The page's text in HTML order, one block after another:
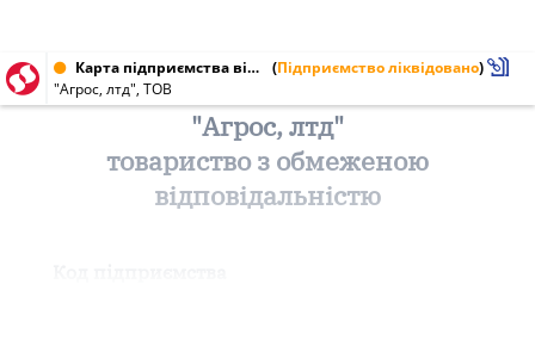
Карта підприємства від 05.04.2011 № 13469945 (Підприємство ліквідовано)
"Агрос, лтд", ТОВ
"Агрос, лтд"
товариство з обмеженою
відповідальністю